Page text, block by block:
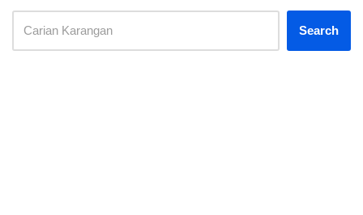
Search